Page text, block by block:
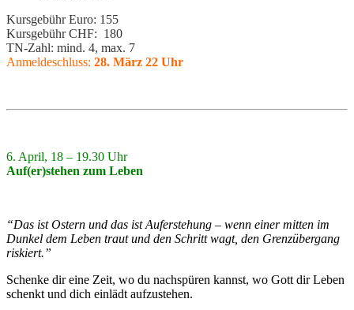
Kursgebühr Euro: 155
Kursgebühr CHF: 180
TN-Zahl: mind. 4, max. 7
Anmeldeschluss: 28. März 22 Uhr
6. April, 18 – 19.30 Uhr
Auf(er)stehen zum Leben
“Das ist Ostern und das ist Auferstehung – wenn einer mitten im
Dunkel dem Leben traut und den Schritt wagt, den Grenzübergang
riskiert.”
Schenke dir eine Zeit, wo du nachspüren kannst, wo Gott dir Leben
schenkt und dich einlädt aufzustehen.